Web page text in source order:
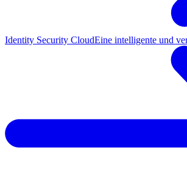
Identity Security CloudEine intelligente und